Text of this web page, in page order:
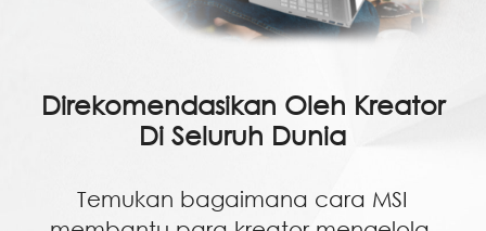
Direkomendasikan Oleh Kreator
Di Seluruh Dunia
Temukan bagaimana cara MSI